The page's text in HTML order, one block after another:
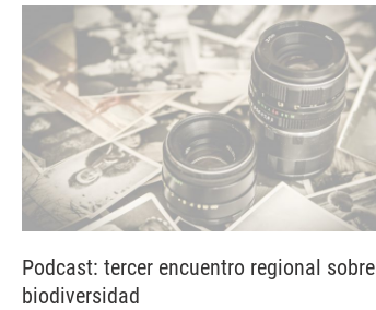
Podcast: tercer encuentro regional sobre
biodiversidad